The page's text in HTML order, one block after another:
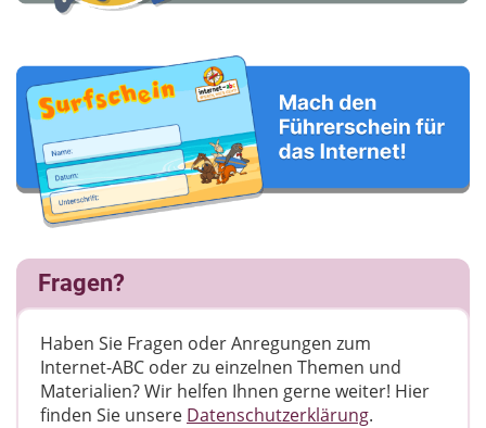
Fragen?
Haben Sie Fragen oder Anregungen zum
Internet-ABC oder zu einzelnen Themen und
Materialien? Wir helfen Ihnen gerne weiter! ​Hier
finden Sie unsere Datenschutzerklärung.